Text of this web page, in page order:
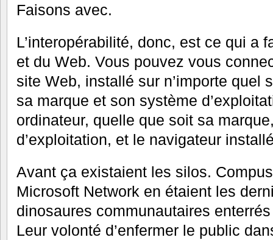
Faisons avec.
L’interopérabilité, donc, est ce qui a
et du Web. Vous pouvez vous
site Web, installé sur n’importe quel
sa marque et son système
ordinateur, quelle que soit sa
d’exploitation, et le navigateur
Avant ça existaient les silos.
Microsoft Network en étaient les
dinosaures communautaires
Leur volonté d’enfermer le public